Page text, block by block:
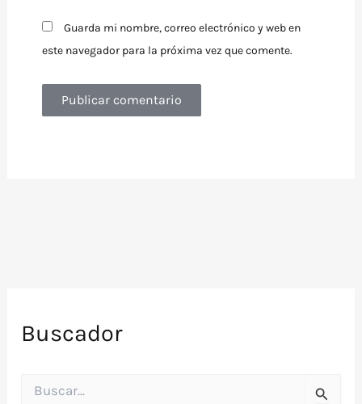
Guarda mi nombre, correo electrónico y web en
este navegador para la próxima vez que comente.
Buscador